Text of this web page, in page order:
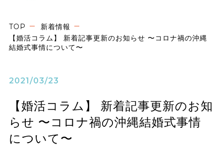
TOP
新着情報
【婚活コラム】 新着記事更新のお知らせ 〜コロナ禍の沖縄
結婚式事情について〜
2021/03/23
【婚活コラム】 新着記事更新のお知
らせ 〜コロナ禍の沖縄結婚式事情
について〜